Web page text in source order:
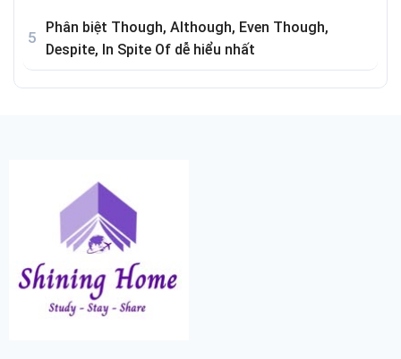
Phân biệt Though, Although, Even Though,
Despite, In Spite Of dễ hiểu nhất